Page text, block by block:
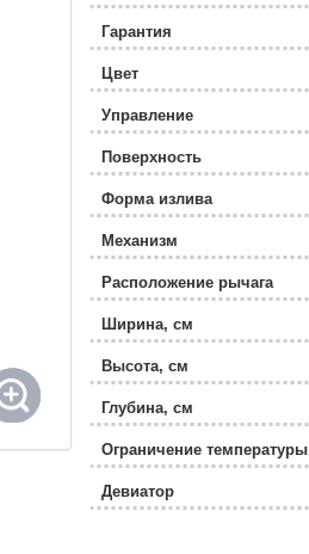
Гарантия
Цвет
Управление
Поверхность
Форма излива
Механизм
Расположение рычага
Ширина, см
Высота, см
Глубина, см
Ограничение температуры
Девиатор